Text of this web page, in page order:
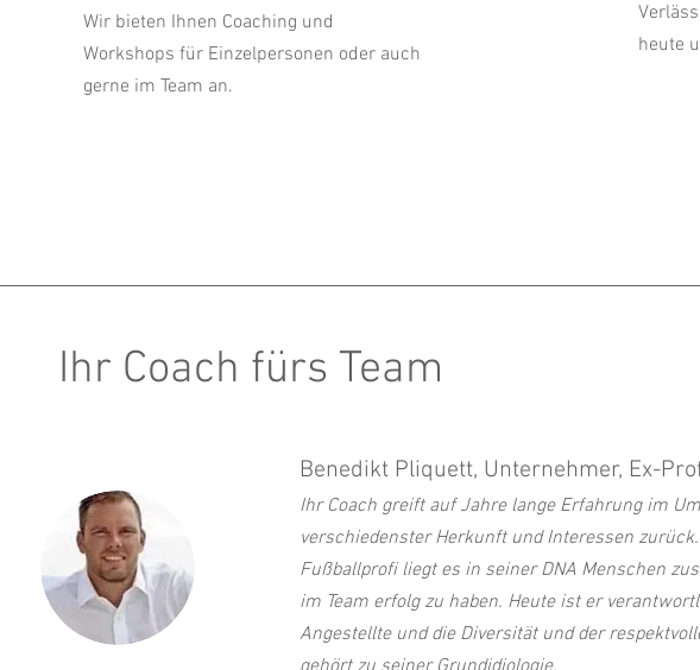
Wir bieten Ihnen Coaching und
Workshops für Einzelpersonen oder auch
gerne im Team an.
heute
Ihr Coach fürs Team
Benedikt Pliquett, Unternehmer, Ex-
Ihr Coach greift auf Jahre lange Erfahrung im
verschiedenster Herkunft und Interessen
Fußballprofi liegt es in seiner DNA Menschen
im Team erfolg zu haben. Heute ist er
Angestellte und die Diversität und der